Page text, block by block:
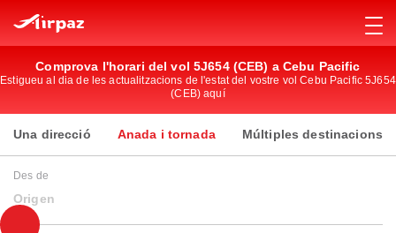
Comprova l'horari del vol 5J654 (CEB) a Cebu Pacific
Estigueu al dia de les actualitzacions de l'estat del vostre vol Cebu Pacific 5J654
(CEB) aquí
Una direcció Anada i tornada Múltiples destinacions
Des de
Origen